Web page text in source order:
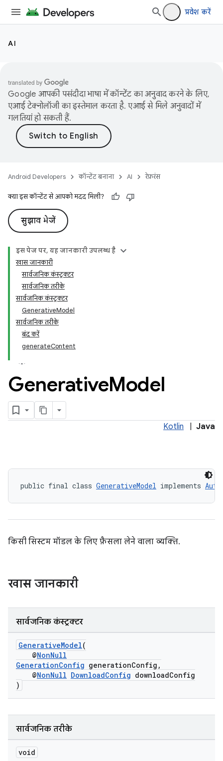
प्रवेश करें
AI
Google आपकी पसंदीदा भाषा में कॉन्टेंट का अनुवाद करने के लिए,
एआई टेक्नोलॉजी का इस्तेमाल करता है. एआई से मिले अनुवादों में
गलतियां हो सकती हैं.
Android Developers कॉन्टेंट बनाना AI रेफ़रंस
क्या इस कॉन्टेंट से आपको मदद मिली?
सुझाव भेजें
इस पेज पर, यह जानकारी उपलब्ध है
खास जानकारी
सार्वजनिक कंस्ट्रक्टर
सार्वजनिक तरीके
सार्वजनिक कंस्ट्रक्टर
GenerativeModel
सार्वजनिक तरीके
बंद करें
generateContent
GenerativeModel
Kotlin Java
public final class GenerativeModel implements
किसी सिस्टम मॉडल के लिए फ़ैसला लेने वाला व्यक्ति.
खास जानकारी
सार्वजनिक कंस्ट्रक्टर
GenerativeModel(
@NonNull
GenerationConfig generationConfig,
@NonNull DownloadConfig downloadConfig
)
सार्वजनिक तरीके
void